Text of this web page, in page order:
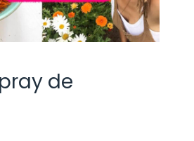
de